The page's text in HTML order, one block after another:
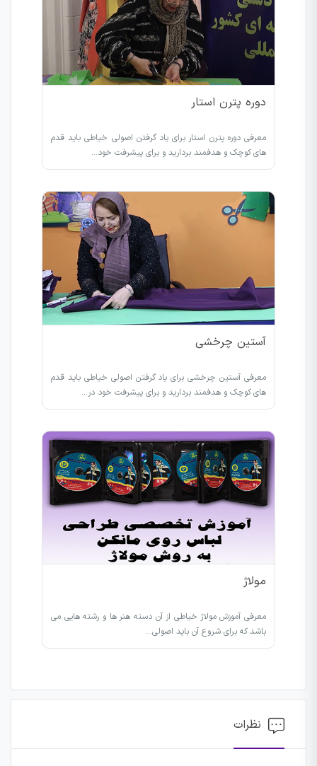
دوره پترن استار
معرفی دوره پترن استار برای یاد گرفتن اصولی خیاطی باید قدم
های کوچک و هدفمند بردارید و برای پیشرفت خود…
آستین چرخشی
معرفی آستین چرخشی برای یاد گرفتن اصولی خیاطی باید قدم
های کوچک و هدفمند بردارید و برای پیشرفت خود در…
مولاژ
معرفی آموزش مولاژ خیاطی از آن دسته هنر ها و رشته هایی می
باشد که برای شروع آن باید اصولی…
نظرات